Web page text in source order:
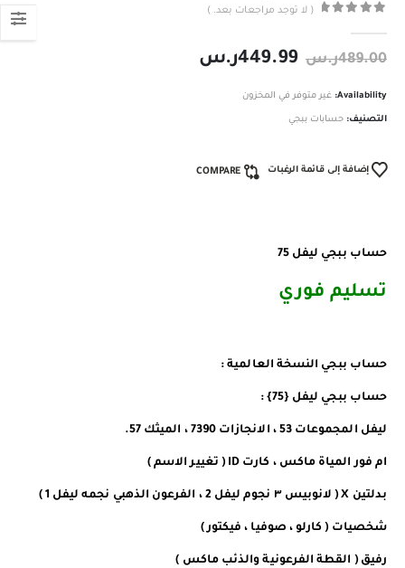
( لا توجد مراجعات بعد. )
489.00ر.س 449.99ر.س
Availability: غير متوفر في المخزون
التصنيف: حسابات ببجي
إضافة إلى قائمة الرغبات COMPARE
حساب ببجي ليفل 75
تسليم فوري
حساب ببجي النسخة العالمية :
حساب ببجي ليفل {75} :
ليفل المجموعات 53 ، الانجازات 7390 ، الميثك 57.
ام فور المياة ماكس ، كارت ID ( تغيير الاسم )
بدلتين X ( لانوبيس ٣ نجوم ليفل 2 ، الفرعون الذهبي نجمه ليفل 1 )
شخصيات ( كارلو ، صوفيا ، فيكتور )
رفيق ( القطة الفرعونية والذئب ماكس )